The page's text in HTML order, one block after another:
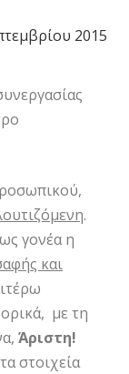
2015
.
γονέα η
και
με τη
Άριστη!
τα στοιχεία